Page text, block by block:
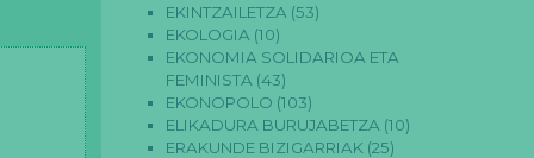
EKINTZAILETZA (53)
EKOLOGIA (10)
EKONOMIA SOLIDARIOA ETA
FEMINISTA (43)
EKONOPOLO (103)
ELIKADURA BURUJABETZA (10)
ERAKUNDE BIZIGARRIAK (25)